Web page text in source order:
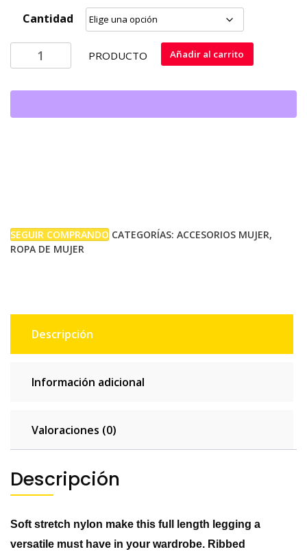
de
precios:
$12.00
Cantidad
MOPAS
LADIES
(EX001)
PRODUCTO Añadir al carrito
SEGUIR COMPRANDO CATEGORÍAS: ACCESORIOS MUJER,
ROPA DE MUJER
Descripción
Información adicional
Valoraciones (0)
Descripción
Soft stretch nylon make this full length legging a
versatile must have in your wardrobe. Ribbed